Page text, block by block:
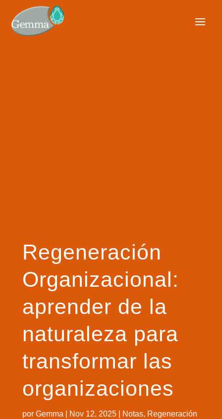
Regeneración
Organizacional:
aprender de la
naturaleza para
transformar las
organizaciones
por Gemma Nov 12, 2025| Notas, Regeneración